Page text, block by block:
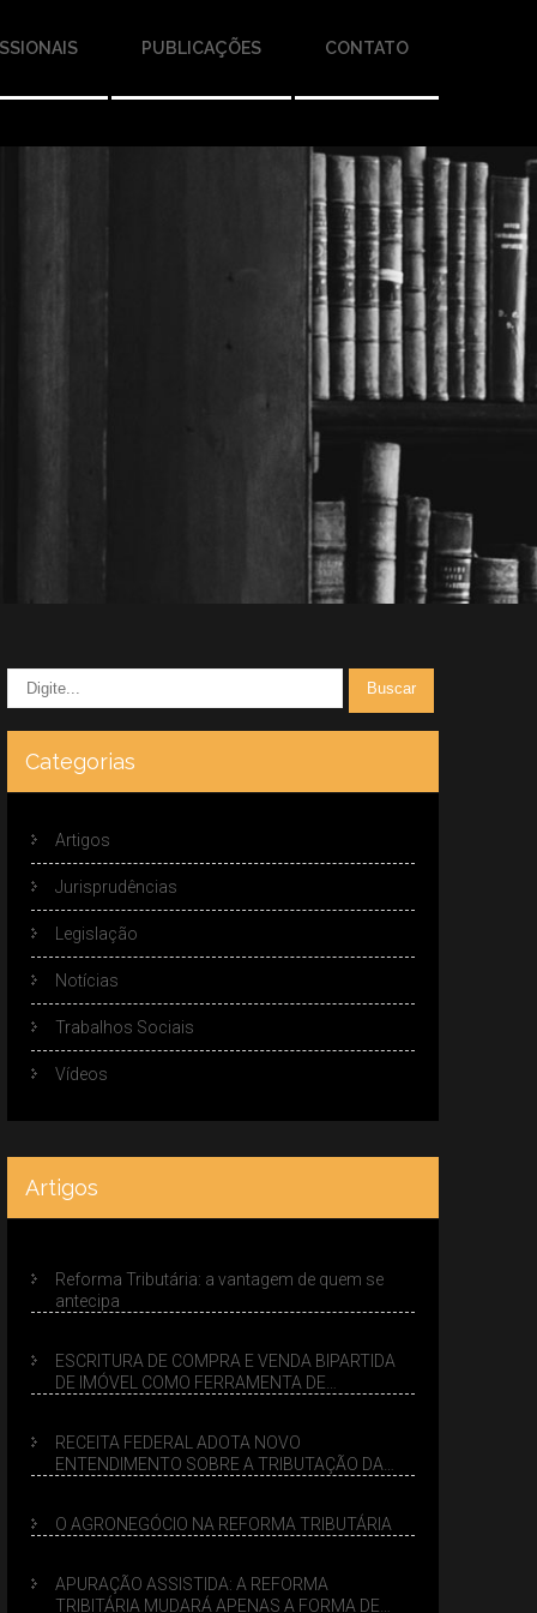
PUBLICAÇÕES CONTATO
Categorias
Artigos
Jurisprudências
Legislação
Notícias
Trabalhos Sociais
Vídeos
Artigos
Reforma Tributária: a vantagem de quem se
antecipa
ESCRITURA DE COMPRA E VENDA BIPARTIDA
DE IMÓVEL COMO FERRAMENTA DE
RECEITA FEDERAL ADOTA NOVO
ENTENDIMENTO SOBRE A TRIBUTAÇÃO DA
O AGRONEGÓCIO NA REFORMA TRIBUTÁRIA
APURAÇÃO ASSISTIDA: A REFORMA
TRIBITÁRIA MUDARÁ APENAS A FORMA DE